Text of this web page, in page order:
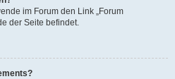
im Forum den Link „Forum
der Seite befindet.